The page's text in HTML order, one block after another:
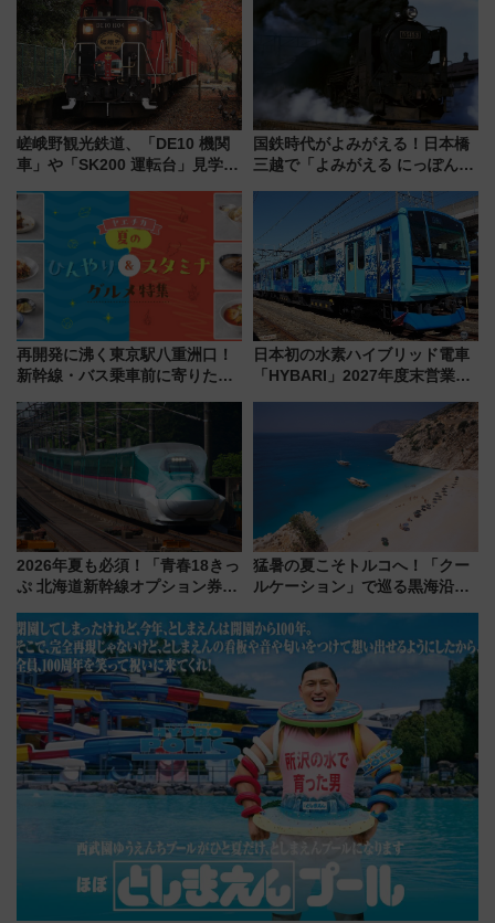
貢献するだけでなく、全線区で
活躍するための仕組みも
嵯峨野観光鉄道、「DE10 機関
車」や「SK200 運転台」見学ツ
トの一環で激レア体験できちゃ
うかも 参加方法やスケジュール
をご紹介
国鉄時代がよみがえる！日本橋
三越で「よみがえる にっぽんの
敬の名作写真も、駅弁フェスも
同時開催！
再開発に沸く東京駅八重洲口！
新幹線・バス乗車前に寄りたい
やり＆スタミナグルメ」6選【新
店舗も！】
日本初の水素ハイブリッド電車
「HYBARI」2027年度末営業運
2026年夏も必須！「青春18きっ
ぷ 北海道新幹線オプション券」
の罠
猛暑の夏こそトルコへ！「クー
ルケーション」で巡る黒海沿岸
連検索数が前年比237％増、ナ
ショジオも認める『2026年に訪
れるべき世界の旅先』